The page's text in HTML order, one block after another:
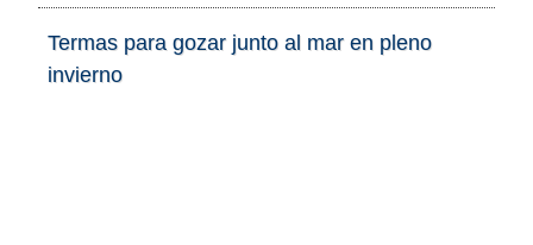
Termas para gozar junto al mar en pleno
invierno